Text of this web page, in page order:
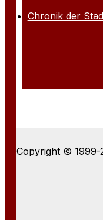
Chronik der
Copyright © 1999-